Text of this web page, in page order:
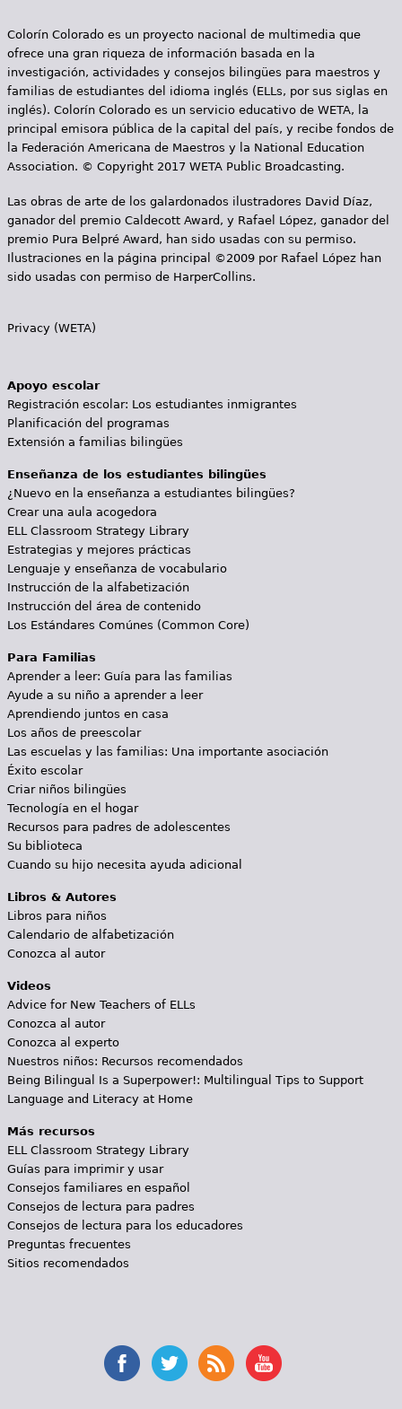
Colorín Colorado es un proyecto nacional de multimedia que
ofrece una gran riqueza de información basada en la
investigación, actividades y consejos bilingües para maestros y
familias de estudiantes del idioma inglés (ELLs, por sus siglas en
inglés). Colorín Colorado es un servicio educativo de WETA, la
principal emisora pública de la capital del país, y recibe fondos de
la Federación Americana de Maestros y la National Education
Association. © Copyright 2017 WETA Public Broadcasting.
Las obras de arte de los galardonados ilustradores David Díaz,
ganador del premio Caldecott Award, y Rafael López, ganador del
premio Pura Belpré Award, han sido usadas con su permiso.
Ilustraciones en la página principal ©2009 por Rafael López han
sido usadas con permiso de HarperCollins.
Privacy (WETA)
Apoyo escolar
Registración escolar: Los estudiantes inmigrantes
Planificación del programas
Extensión a familias bilingües
Enseñanza de los estudiantes bilingües
¿Nuevo en la enseñanza a estudiantes bilingües?
Crear una aula acogedora
ELL Classroom Strategy Library
Estrategias y mejores prácticas
Lenguaje y enseñanza de vocabulario
Instrucción de la alfabetización
Instrucción del área de contenido
Los Estándares Comúnes (Common Core)
Para Familias
Aprender a leer: Guía para las familias
Ayude a su niño a aprender a leer
Aprendiendo juntos en casa
Los años de preescolar
Las escuelas y las familias: Una importante asociación
Éxito escolar
Criar niños bilingües
Tecnología en el hogar
Recursos para padres de adolescentes
Su biblioteca
Cuando su hijo necesita ayuda adicional
Libros & Autores
Libros para niños
Calendario de alfabetización
Conozca al autor
Videos
Advice for New Teachers of ELLs
Conozca al autor
Conozca al experto
Nuestros niños: Recursos recomendados
Being Bilingual Is a Superpower!: Multilingual Tips to Support
Language and Literacy at Home
Más recursos
ELL Classroom Strategy Library
Guías para imprimir y usar
Consejos familiares en español
Consejos de lectura para padres
Consejos de lectura para los educadores
Preguntas frecuentes
Sitios recomendados